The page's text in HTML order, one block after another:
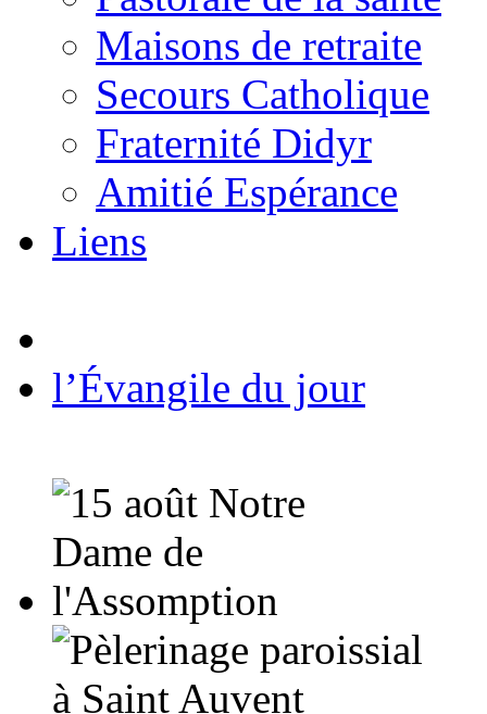
Maisons de retraite
Secours Catholique
Fraternité Didyr
Amitié Espérance
Liens
l’Évangile du jour